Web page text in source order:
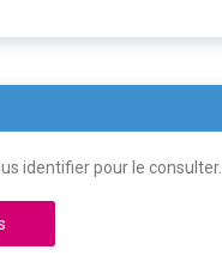
identifier pour le consulter.